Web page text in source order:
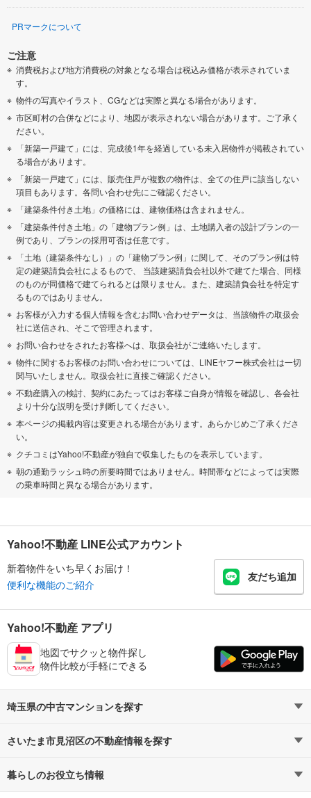
PRマークについて
ご注意
消費税および地方消費税の対象となる場合は税込み価格が表示されていま
す。
物件の写真やイラスト、CGなどは実際と異なる場合があります。
市区町村の合併などにより、地図が表示されない場合があります。ご了承く
ださい。
「新築一戸建て」には、完成後1年を経過している未入居物件が掲載されてい
る場合があります。
「新築一戸建て」には、販売住戸が複数の物件は、全ての住戸に該当しない
項目もあります。各問い合わせ先にご確認ください。
「建築条件付き土地」の価格には、建物価格は含まれません。
「建築条件付き土地」の「建物プラン例」は、土地購入者の設計プランの一
例であり、プランの採用可否は任意です。
「土地（建築条件なし）」の「建物プラン例」に関して、そのプラン例は特
定の建築請負会社によるもので、 当該建築請負会社以外で建てた場合、同様
のものが同価格で建てられるとは限りません。また、建築請負会社を特定す
るものではありません。
お客様が入力する個人情報を含むお問い合わせデータは、当該物件の取扱会
社に送信され、そこで管理されます。
お問い合わせをされたお客様へは、取扱会社がご連絡いたします。
物件に関するお客様のお問い合わせについては、LINEヤフー株式会社は一切
関与いたしません。取扱会社に直接ご確認ください。
不動産購入の検討、契約にあたってはお客様ご自身が情報を確認し、各会社
より十分な説明を受け判断してください。
本ページの掲載内容は変更される場合があります。あらかじめご了承くださ
い。
クチコミはYahoo!不動産が独自で収集したものを表示しています。
朝の通勤ラッシュ時の所要時間ではありません。時間帯などによっては実際
の乗車時間と異なる場合があります。
Yahoo!不動産 LINE公式アカウント
新着物件をいち早くお届け！
便利な機能のご紹介
友だち追加
Yahoo!不動産 アプリ
地図でサクッと物件探し
物件比較が手軽にできる
埼玉県の中古マンションを探す
路線・駅から探す 地域から探す
通勤・通学時間から探す
さいたま市見沼区の不動産情報を探す
不動産・住宅
暮らしのお役立ち情報